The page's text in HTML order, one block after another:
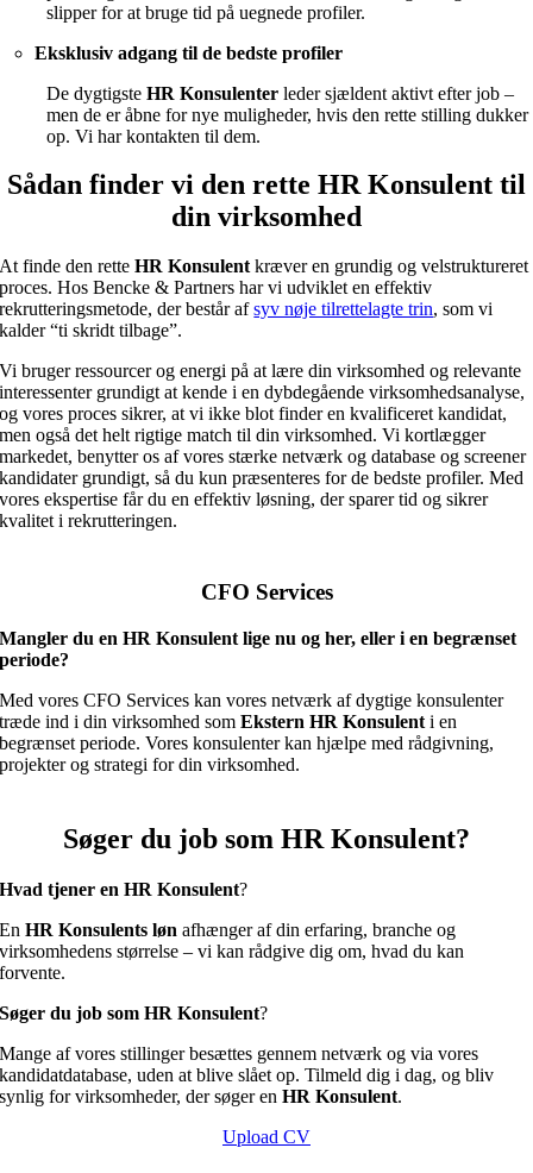
slipper for at bruge tid på uegnede profiler.
Eksklusiv adgang til de bedste profiler
De dygtigsteHR Konsulenterleder sjældent aktivt efter job –
men de er åbne for nye muligheder, hvis den rette stilling dukker
op. Vi har kontakten til dem.
Sådan finder vi den rette HR Konsulent til
din virksomhed
At finde den retteHR Konsulentkræver en grundig og velstruktureret
proces. Hos Bencke & Partners har vi udviklet en effektiv
rekrutteringsmetode, der består afsyv nøje tilrettelagte trin, som vi
kalder “ti skridt tilbage”.
Vi bruger ressourcer og energi på at lære din virksomhed og relevante
interessenter grundigt at kende i en dybdegående virksomhedsanalyse,
og vores proces sikrer, at vi ikke blot finder en kvalificeret kandidat,
men også det helt rigtige match til din virksomhed. Vi kortlægger
markedet, benytter os af vores stærke netværk og database og screener
kandidater grundigt, så du kun præsenteres for de bedste profiler. Med
vores ekspertise får du en effektiv løsning, der sparer tid og sikrer
kvalitet i rekrutteringen.
CFO Services
Mangler du enHR Konsulentlige nu og her, eller i en begrænset
periode?
Med vores CFO Services kan vores netværk af dygtige konsulenter
træde ind i din virksomhed som Ekstern HR Konsulenti en
begrænset periode. Vores konsulenter kan hjælpe med rådgivning,
projekter og strategi for din virksomhed.
Søger du job som HR Konsulent?
Hvad tjener en HR Konsulent?
EnHR Konsulents lønafhænger af din erfaring, branche og
virksomhedens størrelse – vi kan rådgive dig om, hvad du kan
forvente.
Søger du job somHR Konsulent?
Mange af vores stillinger besættes gennem netværk og via vores
kandidatdatabase, uden at blive slået op. Tilmeld dig i dag, og bliv
synlig for virksomheder, der søger enHR Konsulent.
Upload CV